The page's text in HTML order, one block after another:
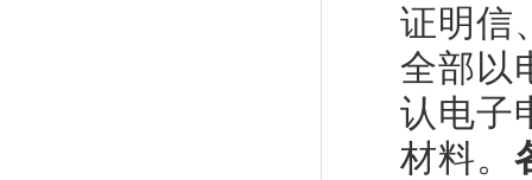
证明信
全部以
认电子
材料。